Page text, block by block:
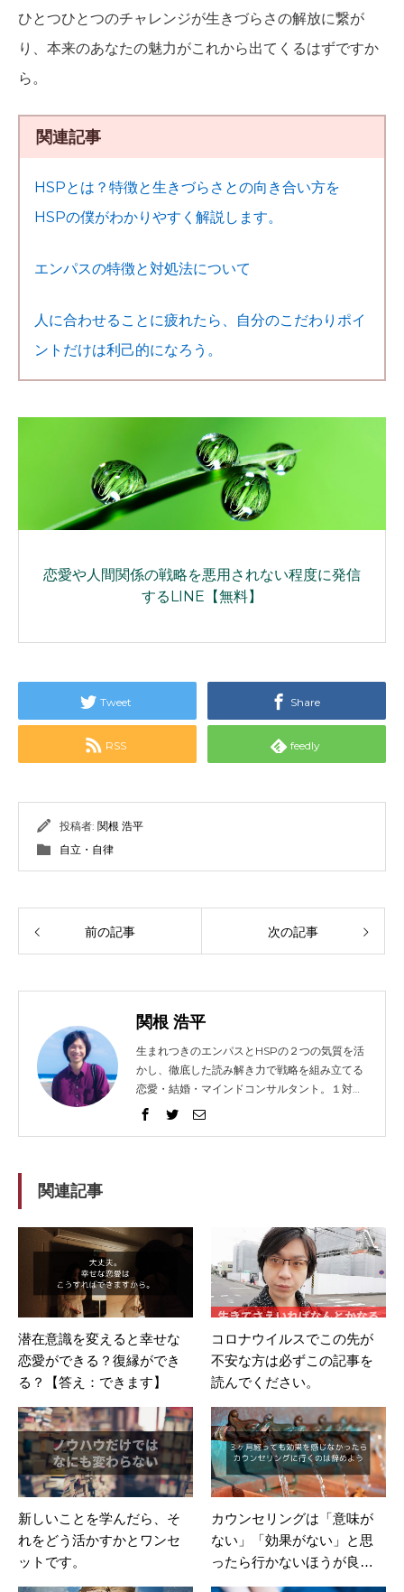
ひとつひとつのチャレンジが生きづらさの解放に繋が
り、本来のあなたの魅力がこれから出てくるはずですか
ら。
関連記事
HSPとは？特徴と生きづらさとの向き合い方を
HSPの僕がわかりやすく解説します。
エンパスの特徴と対処法について
人に合わせることに疲れたら、自分のこだわりポイ
ントだけは利己的になろう。
恋愛や人間関係の戦略を悪用されない程度に発信
するLINE【無料】
Tweet Share
RSS feedly
投稿者: 関根 浩平
自立・自律
前の記事 次の記事
関根 浩平
生まれつきのエンパスとHSPの２つの気質を活
かし、徹底した読み解き力で戦略を組み立てる
恋愛・結婚・マインドコンサルタント。１対１
でガッツリ語り合うセッションとコンテンツ発
ージ制作もしてますが、WEBデザイナーでは
関連記事
潜在意識を変えると幸せな
恋愛ができる？復縁ができ
る？【答え：できます】
コロナウイルスでこの先が
不安な方は必ずこの記事を
読んでください。
新しいことを学んだら、そ
れをどう活かすかとワンセ
ットです。
カウンセリングは「意味が
ない」「効果がない」と思
ったら行かないほうが良
い。